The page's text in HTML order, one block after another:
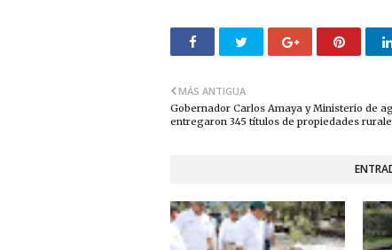
MÁS ANTIGUA
Gobernador Carlos Amaya y Ministerio de
entregaron 345 títulos de propiedades